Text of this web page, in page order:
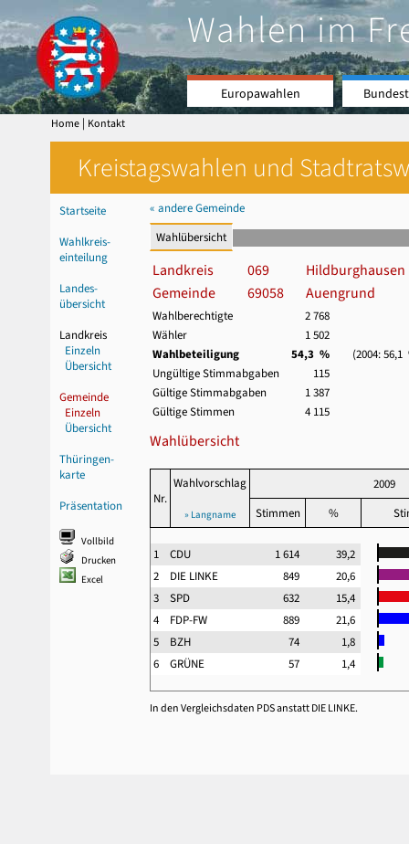
Wahlen im
Europawahlen
Home | Kontakt
Kreistagswahlen und
Startseite
Wahlkreis-
einteilung
Landes-
übersicht
Landkreis
Einzeln
Übersicht
Gemeinde
Einzeln
Übersicht
Thüringen-
karte
Präsentation
Vollbild
Drucken
Excel
« andere Gemeinde
Wahlübersicht
Landkreis 069
Hildburghausen
Gemeinde
69058 Auengrund
Wahlberechtigte
2 768
Wähler
1 502
Wahlbeteiligung
54,3 %
(2004: 56,1
Ungültige Stimmabgaben
115
Gültige Stimmabgaben
1 387
Gültige Stimmen
4 115
Wahlübersicht
Nr.
Wahlvorschlag
» Langname
2009
Stimmen
%
1 CDU 1 614
39,2
2 DIE LINKE 849
20,6
3 SPD 632
15,4
4 FDP-FW 889
21,6
5 BZH 74
1,8
6 GRÜNE 57 1,4
In den Vergleichsdaten PDS anstatt DIE LINKE.